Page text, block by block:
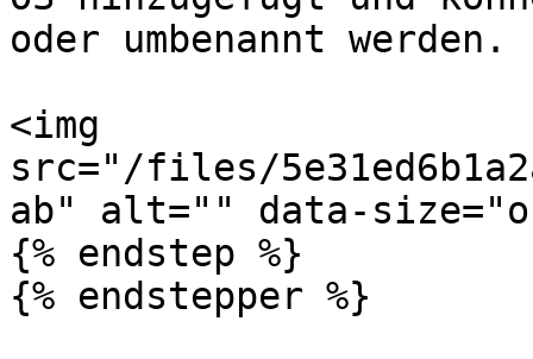
oder umbenannt werden.
<img
src="/files/
ab" alt="" data-
{% endstep %}
{% endstepper %}